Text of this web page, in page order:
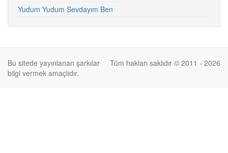
Yudum Yudum Sevdayım Ben
Tüm hakları saklıdır © 2011 - 2026
Bu sitede yayınlanan şarkılar
bilgi vermek amaçlıdır.